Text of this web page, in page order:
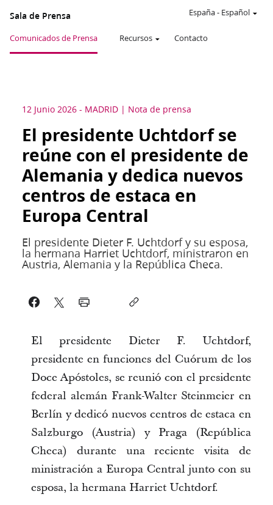
Sala de Prensa
Comunicados de Prensa Recursos Contacto
España- Español
12 Junio 2026 - MADRID Nota de prensa
El presidente Uchtdorf se
reúne con el presidente de
Alemania y dedica nuevos
centros de estaca en
Europa Central
El presidente Dieter F. Uchtdorf y su esposa,
la hermana Harriet Uchtdorf, ministraron en
Austria, Alemania y la República Checa.
El presidente Dieter F. Uchtdorf,
presidente en funciones del Cuórum de los
Doce Apóstoles, se reunió con el presidente
federal alemán Frank-Walter Steinmeier en
Berlín y dedicó nuevos centros de estaca en
Salzburgo (Austria) y Praga (República
Checa) durante una reciente visita de
ministración a Europa Central junto con su
esposa, la hermana Harriet Uchtdorf.